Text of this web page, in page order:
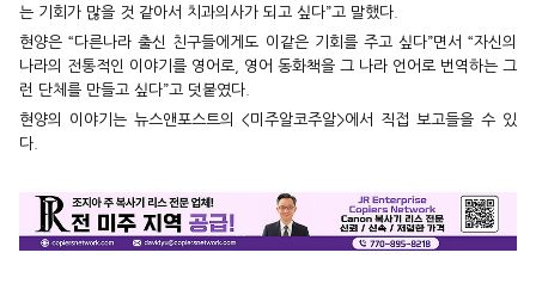
는 기회가 많을 것 같아서 치과의사가 되고 싶다”고 말했다.
현양은 “다른나라 출신 친구들에게도 이같은 기회를 주고 싶다”면서 “자신의
나라의 전통적인 이야기를 영어로, 영어 동화책을 그 나라 언어로 번역하는 그
런 단체를 만들고 싶다”고 덧붙였다.
현양의 이야기는 뉴스앤포스트의 <미주알코주알>에서 직접 보고들을 수 있
다.